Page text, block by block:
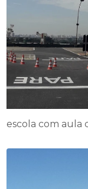
escola com aula